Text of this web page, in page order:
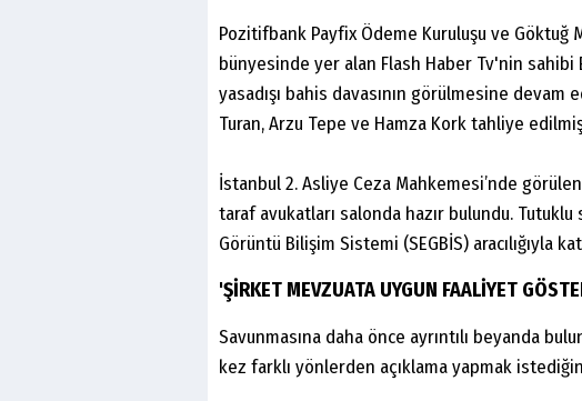
Pozitifbank Payfix Ödeme Kuruluşu ve Göktuğ
bünyesinde yer alan Flash Haber Tv'nin sahibi
yasadışı bahis davasının görülmesine
Turan, Arzu Tepe ve Hamza Kork tahliye
İstanbul 2. Asliye Ceza Mahkemesi’nde
taraf avukatları salonda hazır bulundu.
Görüntü Bilişim Sistemi (SEGBİS) aracılığıyla
'ŞİRKET MEVZUATA UYGUN FAALİYET
Savunmasına daha önce ayrıntılı beyanda
kez farklı yönlerden açıklama yapmak